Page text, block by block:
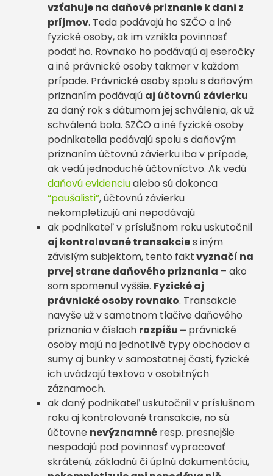
vzťahuje na daňové priznanie k dani z
príjmov. Teda podávajú ho SZČO a iné
fyzické osoby, ak im vznikla povinnosť
podať ho. Rovnako ho podávajú aj eseročky
a iné právnické osoby takmer v každom
prípade. Právnické osoby spolu s daňovým
priznaním podávajú aj účtovnú závierku
za daný rok s dátumom jej schválenia, ak už
schválená bola. SZČO a iné fyzické osoby
podnikatelia podávajú spolu s daňovým
priznaním účtovnú závierku iba v prípade,
ak vedú jednoduché účtovníctvo. Ak vedú
daňovú evidenciualebo sú dokonca
“paušalisti”, účtovnú závierku
nekompletizujú ani nepodávajú
ak podnikateľ v príslušnom roku uskutočnil
aj kontrolované transakcies iným
závislým subjektom, tento faktvyznačí na
prvej strane daňového priznania – ako
som spomenul vyššie. Fyzické aj
právnické osoby rovnako. Transakcie
navyše už v samotnom tlačive daňového
priznania v číslach rozpíšu – právnické
osoby majú na jednotlivé typy obchodov a
sumy aj bunky v samostatnej časti, fyzické
ich uvádzajú textovo v osobitných
záznamoch.
ak daný podnikateľ uskutočnil v príslušnom
roku aj kontrolované transakcie, no sú
účtovne nevýznamné resp. presnejšie
nespadajú pod povinnosť vypracovať
skrátenú, základnú či úplnú dokumentáciu,